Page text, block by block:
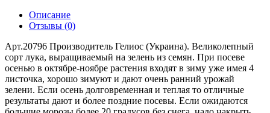
Описание
Отзывы (0)
Арт.20796 Производитель Гелиос (Украина). Великолепный
сорт лука, выращиваемый на зелень из семян. При посеве
осенью в октябре-ноябре растения входят в зиму уже имея 4
листочка, хорошо зимуют и дают очень ранний урожай
зелени. Если осень долговременная и теплая то отличные
результаты дают и более поздние посевы. Если ожидаются